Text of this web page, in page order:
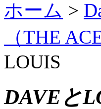
ホーム >
（THE
LOUIS
DAVEと